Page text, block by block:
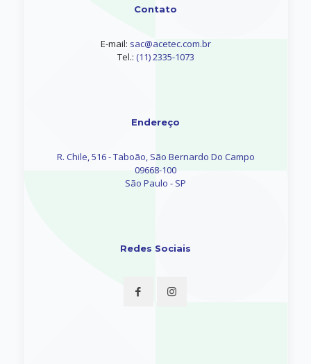
Contato
E-mail: sac@acetec.com.br
Tel.: (11) 2335-1073
Endereço
R. Chile, 516 - Taboão, São Bernardo Do Campo
09668-100
São Paulo - SP
Redes Sociais